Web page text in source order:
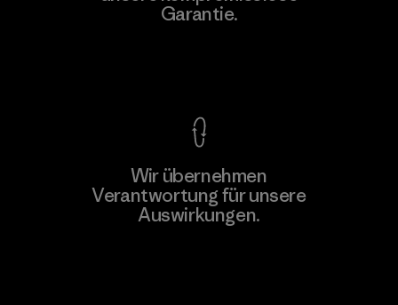
Garantie.
Wir übernehmen
Verantwortung für unsere
Auswirkungen.